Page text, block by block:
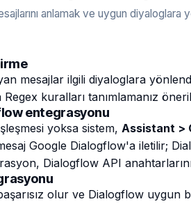
anlamak ve uygun diyaloglara
mesajlar ilgili diyaloglara
Regex kuralları tanımlamanız
entegrasyonu
yoksa sistem, Assistant >
mesaj Google Dialogflow'a iletilir;
Dialogflow API
olur ve Dialogflow uygun